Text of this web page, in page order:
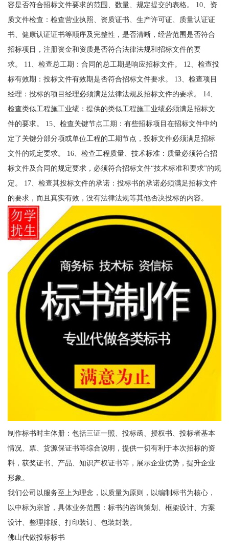
容是否符合招标文件要求的范围、数量、规定提交的表格。 10、资
质文件检查：检查营业执照、资质证书、生产许可证、质量认证证
书、健康认证证书等顺序及完整性，是否清晰，经营范围是否符合
招标项目，注册资金和资质是否符合法律法规和招标文件的要
求。 11、检查总工期：合同的总工期是响应招标文件。 12、检查投
标有效期：投标文件有效期是否符合招标文件要求。 13、检查项目
经理：投标的项目经理必须满足法律法规及招标文件的要求。 14、
检查类似工程施工业绩：提供的类似工程施工业绩必须满足招标文
件的要求。 15、检查关键节点工期：有些招标项目在招标文件中约
定了关键分部分项或单位工程的工期节点，投标文件必须满足招标
文件的规定要求。 16、检查工程质量、技术标准：质量必须符合招
标文件及合同的规定要求，必须符合招标文件“技术标准和要求”的规
定。 17、检查其投标文件的承诺：投标书的承诺必须满足招标文件
的要求，而且真实有效，没有法律法规等其他否决投标的内容。
制作标书时主体册：包括三证一照、投标函、授权书、投标者基本
情况、票、货源保证书等综合说明，提供一切有利于本次招标的资
料，获奖证书、产品、知识产权证书等，展示企业优势，提升企业
形象。
我们公司以服务至上为理念，以质量为原则，以编制标书为核心，
以中标为宗旨，具体业务范围：标书的咨询策划、框架设计、方案
设计、整理排版、打印装订、包装封装。
佛山代做投标标书